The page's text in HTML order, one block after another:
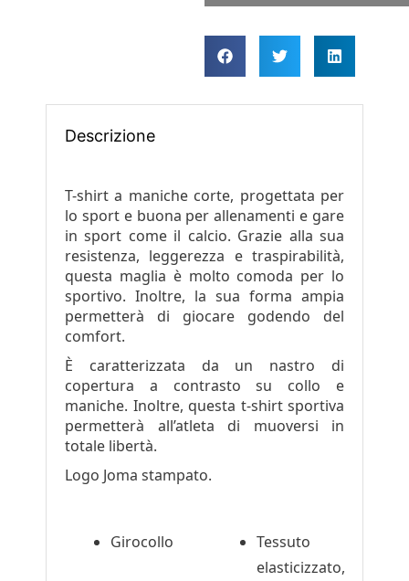
Descrizione
T-shirt a maniche corte, progettata per
lo sport e buona per allenamenti e gare
in sport come il calcio. Grazie alla sua
resistenza, leggerezza e traspirabilità,
questa maglia è molto comoda per lo
sportivo. Inoltre, la sua forma ampia
permetterà di giocare godendo del
comfort.
È caratterizzata da un nastro di
copertura a contrasto su collo e
maniche. Inoltre, questa t-shirt sportiva
permetterà all’atleta di muoversi in
totale libertà.
Logo Joma stampato.
Girocollo
Tessuto
elasticizzato,